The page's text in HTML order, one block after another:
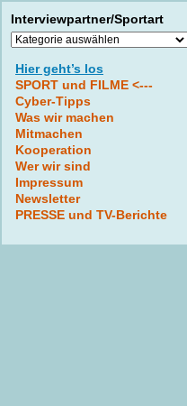
Interviewpartner/Sportart
Interviewpartner/Sportart
Hier geht’s los
SPORT und FILME <---
Cyber-Tipps
Was wir machen
Mitmachen
Kooperation
Wer wir sind
Impressum
Newsletter
PRESSE und TV-Berichte